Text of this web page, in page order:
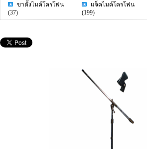
ขาตั้งไมค์โครโฟน
(37)
แจ็คไมค์โครโฟน
(199)